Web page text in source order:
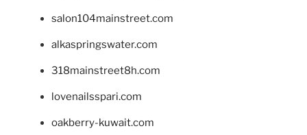
salon104mainstreet.com
alkaspringswater.com
318mainstreet8h.com
lovenailsspari.com
oakberry-kuwait.com